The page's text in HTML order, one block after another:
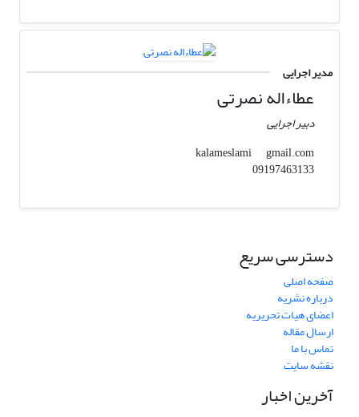
مدیر اجرایی
عطاءاله نصرتی
دبیر اجرایی
kalameslami
gmail.com
09197463133
دسترسی سریع
صفحه اصلی
درباره نشریه
اعضای هیات تحریریه
ارسال مقاله
تماس با ما
نقشه سایت
آخرین اخبار